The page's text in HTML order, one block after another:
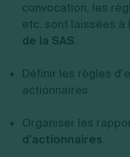
convocation, les
etc. sont laissées à
de la SAS.
Définir les règles
actionnaires.
Organiser les
d’actionnaires.